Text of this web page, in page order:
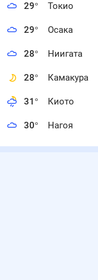
29° Токио
29° Осака
28° Ниигата
28° Камакура
31° Киото
30° Нагоя